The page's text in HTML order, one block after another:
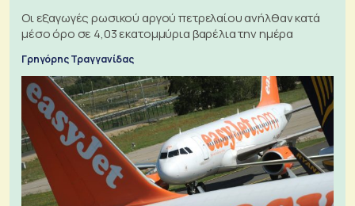
Οι εξαγωγές ρωσικού αργού πετρελαίου ανήλθαν κατά
μέσο όρο σε 4,03 εκατομμύρια βαρέλια την ημέρα
Γρηγόρης Τραγγανίδας